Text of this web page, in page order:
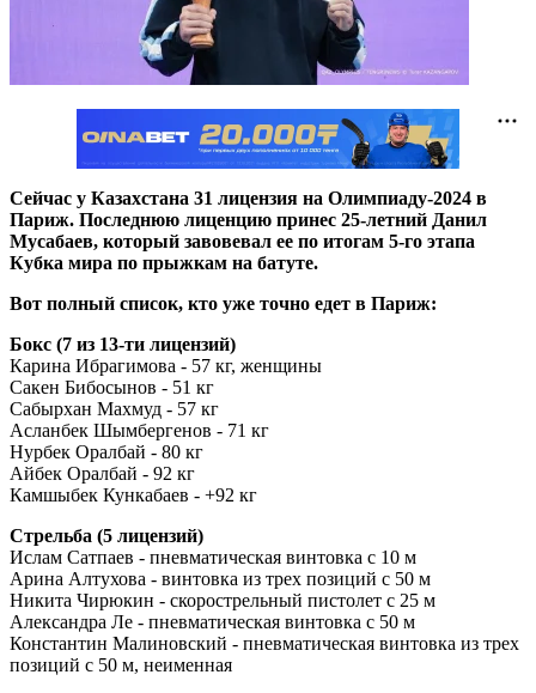
Сейчас у Казахстана 31 лицензия на Олимпиаду-2024 в
Париж. Последнюю лиценцию принес 25-летний Данил
Мусабаев, который завовевал ее по итогам 5-го этапа
Кубка мира по прыжкам на батуте.
Вот полный список, кто уже точно едет в Париж:
Бокс (7 из 13-ти лицензий)
Карина Ибрагимова - 57 кг, женщины
Сакен Бибосынов - 51 кг
Сабырхан Махмуд - 57 кг
Асланбек Шымбергенов - 71 кг
Нурбек Оралбай - 80 кг
Айбек Оралбай - 92 кг
Камшыбек Кункабаев - +92 кг
Стрельба (5 лицензий)
Ислам Сатпаев - пневматическая винтовка с 10 м
Арина Алтухова - винтовка из трех позиций с 50 м
Никита Чирюкин - скорострельный пистолет с 25 м
Александра Ле - пневматическая винтовка с 50 м
Константин Малиновский - пневматическая винтовка из трех
позиций с 50 м, неименная